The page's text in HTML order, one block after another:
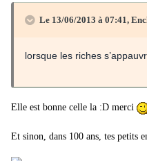
Le 13/06/2013 à 07:41,
lorsque les riches
Elle est bonne celle la :D merci
Et sinon, dans 100 ans, tes petits